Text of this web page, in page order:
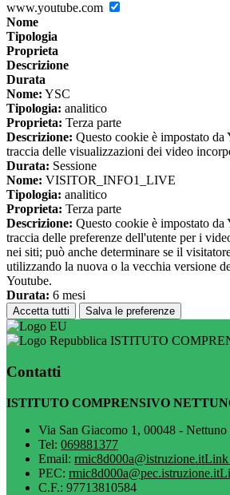
www.youtube.com
Nome
Tipologia
Proprieta
Descrizione
Durata
Nome: YSC
Tipologia: analitico
Proprieta: Terza parte
Descrizione: Questo cookie è impostato da
traccia delle visualizzazioni dei video
Durata: Sessione
Nome: VISITOR_INFO1_LIVE
Tipologia: analitico
Proprieta: Terza parte
Descrizione: Questo cookie è impostato da
traccia delle preferenze dell'utente per i
nei siti; può anche determinare se il
utilizzando la nuova o la vecchia versione
Youtube.
Durata: 6 mesi
Accetta tutti Salva le preferenze
ISTITUTO
Contatti
ISTITUTO COMPRENSIVO
Via San Giacomo 1, 00048 -
Tel: 069881377
Email: rmic8d000a@istruzione.itLink
PEC: rmic8d000a@pec.istruzione.it
C.F.: 97713810584